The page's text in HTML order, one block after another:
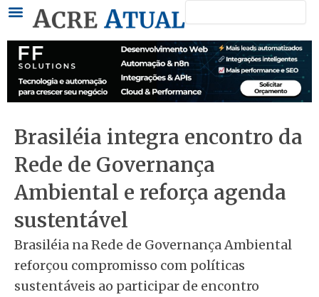
conteúdo
Brasiléia integra encontro da
Rede de Governança
Ambiental e reforça agenda
sustentável
Brasiléia na Rede de Governança Ambiental
reforçou compromisso com políticas
sustentáveis ao participar de encontro